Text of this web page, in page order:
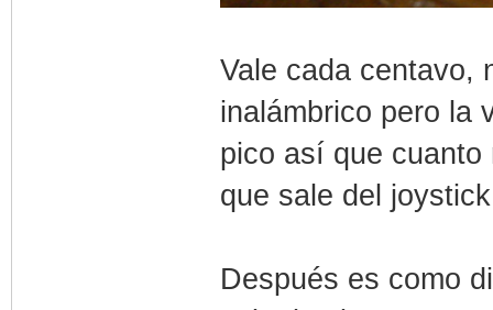
Vale cada centavo,
inalámbrico pero la
pico así que
que sale del
Después es como